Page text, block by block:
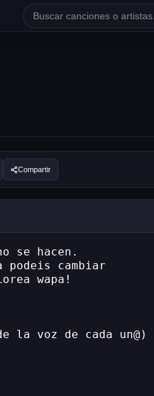
Compartir
se hacen.
podeis cambiar
wapa!
voz de cada un@)